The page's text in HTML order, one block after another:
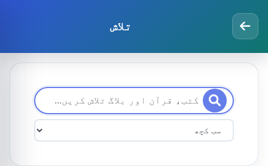
تلاش